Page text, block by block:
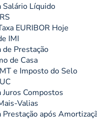
Salário Líquido
EURIBOR Hoje
IMI
de Prestação
de Casa
e Imposto do Selo
Juros Compostos
Valias
Prestação após